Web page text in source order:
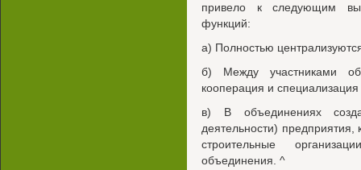
привело к следующим
функций:
а) Полностью
б) Между участниками
кооперация и
в) В объединениях
деятельности)
строительные
объединения. ^